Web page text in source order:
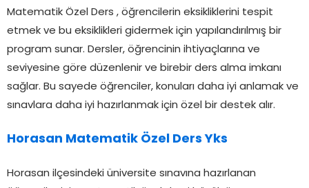
Matematik Özel Ders , öğrencilerin eksikliklerini tespit
etmek ve bu eksiklikleri gidermek için yapılandırılmış bir
program sunar. Dersler, öğrencinin ihtiyaçlarına ve
seviyesine göre düzenlenir ve birebir ders alma imkanı
sağlar. Bu sayede öğrenciler, konuları daha iyi anlamak ve
sınavlara daha iyi hazırlanmak için özel bir destek alır.
Horasan Matematik Özel Ders Yks
Horasan ilçesindeki üniversite sınavına hazırlanan